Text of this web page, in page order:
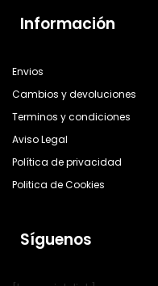
Información
Envios
Cambios y devoluciones
Terminos y condiciones
Aviso Legal
Política de privacidad
Politica de Cookies
Síguenos